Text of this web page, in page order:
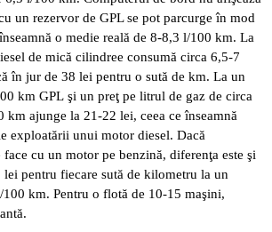
un rezervor de GPL se pot parcurge în mod
o medie reală de 8-8,3 l/100 km. La
de mică cilindree consumă circa 6,5-7
în jur de 38 lei pentru o sută de km. La un
km GPL şi un preţ pe litrul de gaz de circa
km ajunge la 21-22 lei, ceea ce înseamnă
exploatării unui motor diesel. Dacă
face cu un motor pe benzină, diferenţa este şi
pentru fiecare sută de kilometru la un
km. Pentru o flotă de 10-15 maşini,